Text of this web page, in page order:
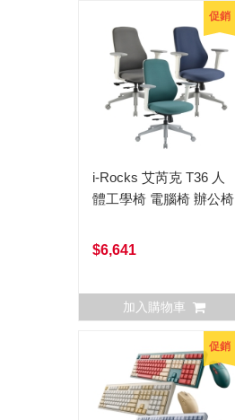
促銷
i-Rocks 艾芮克 T36 人
體工學椅 電腦椅 辦公椅
$6,641
加入購物車
促銷